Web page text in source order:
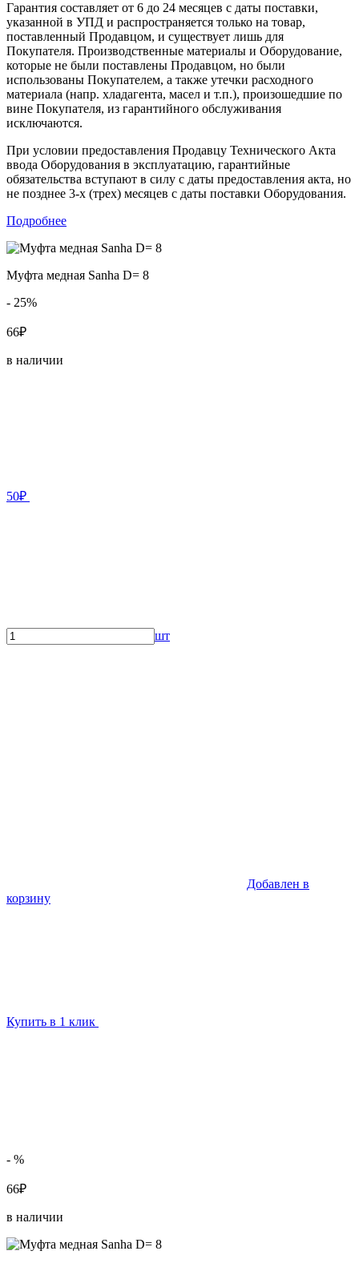
Гарантия составляет от 6 до 24 месяцев с даты поставки,
указанной в УПД и распространяется только на товар,
поставленный Продавцом, и существует лишь для
Покупателя. Производственные материалы и Оборудование,
которые не были поставлены Продавцом, но были
использованы Покупателем, а также утечки расходного
материала (напр. хладагента, масел и т.п.), произошедшие по
вине Покупателя, из гарантийного обслуживания
исключаются.
При условии предоставления Продавцу Технического Акта
ввода Оборудования в эксплуатацию, гарантийные
обязательства вступают в силу с даты предоставления акта, но
не позднее 3-х (трех) месяцев с даты поставки Оборудования.
Подробнее
Муфта медная Sanha D= 8
- 25%
66₽
в наличии
50₽
шт
Добавлен в
корзину
Купить в 1 клик
- %
66₽
в наличии